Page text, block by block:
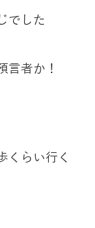
でした
者か！
くらい行く